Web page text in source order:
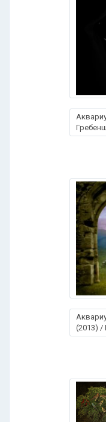
(2013) /